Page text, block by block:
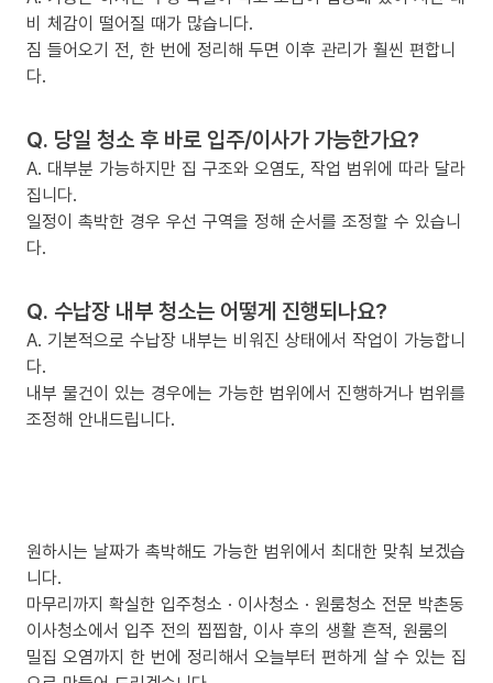
비 체감이 떨어질 때가 많습니다.
짐 들어오기 전, 한 번에 정리해 두면 이후 관리가 훨씬 편합니
다.
Q. 당일 청소 후 바로 입주/이사가 가능한가요?
A. 대부분 가능하지만 집 구조와 오염도, 작업 범위에 따라 달라
집니다.
일정이 촉박한 경우 우선 구역을 정해 순서를 조정할 수 있습니
다.
Q. 수납장 내부 청소는 어떻게 진행되나요?
A. 기본적으로 수납장 내부는 비워진 상태에서 작업이 가능합니
다.
내부 물건이 있는 경우에는 가능한 범위에서 진행하거나 범위를
조정해 안내드립니다.
원하시는 날짜가 촉박해도 가능한 범위에서 최대한 맞춰 보겠습
니다.
마무리까지 확실한 입주청소 · 이사청소 · 원룸청소 전문 박촌동
이사청소에서 입주 전의 찝찝함, 이사 후의 생활 흔적, 원룸의
밀집 오염까지 한 번에 정리해서 오늘부터 편하게 살 수 있는 집